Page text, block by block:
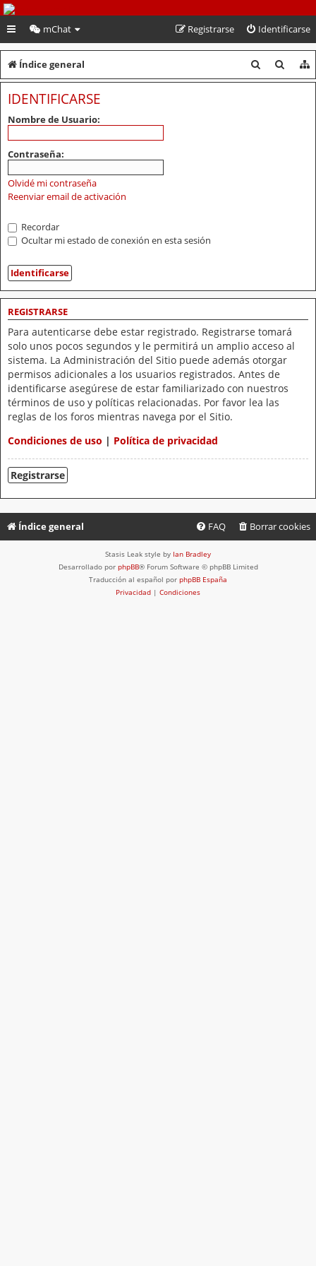
PeruVoley.com
mChat Identificarse
Registrarse
Índice general
u
u
IDENTIFICARSE
Nombre de Usuario:
Contraseña:
Olvidé mi contraseña
Reenviar email de activación
Recordar
Ocultar mi estado de conexión en esta sesión
REGISTRARSE
Para autenticarse debe estar registrado. Registrarse tomará
solo unos pocos segundos y le permitirá un amplio acceso al
sistema. La Administración del Sitio puede además otorgar
permisos adicionales a los usuarios registrados. Antes de
identificarse asegúrese de estar familiarizado con nuestros
términos de uso y políticas relacionadas. Por favor lea las
reglas de los foros mientras navega por el Sitio.
Condiciones de uso | Política de privacidad
Registrarse
Índice general Borrar cookies
FAQ
Stasis Leak style by Ian Bradley
Desarrollado por phpBB® Forum Software © phpBB Limited
Traducción al español por phpBB España
Privacidad | Condiciones